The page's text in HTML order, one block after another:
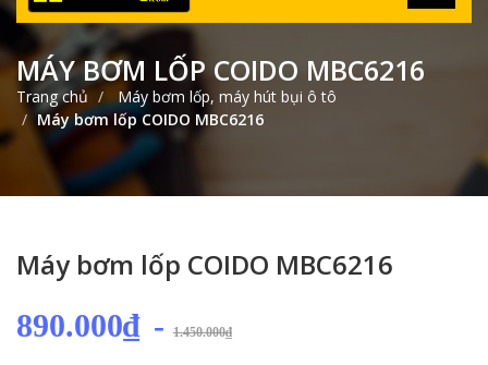
MÁY BƠM LỐP COIDO MBC6216
Trang chủ
Máy bơm lốp, máy hút bụi ô tô
Máy bơm lốp COIDO MBC6216
Máy bơm lốp COIDO MBC6216
890.000₫ - 1.450.000₫